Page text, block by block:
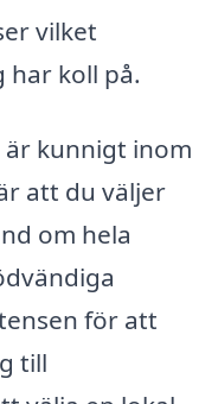
vilket
har koll på.
kunnigt inom
att du väljer
om hela
för att
till